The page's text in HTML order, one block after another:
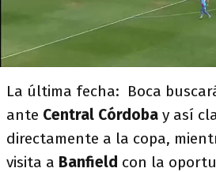
La última fecha: Boca
ante Central Córdoba y así
directamente a la copa,
visita a Banfield con la